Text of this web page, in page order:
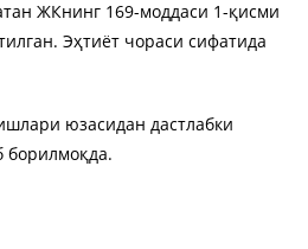
ЖКнинг 169-моддаси 1-қисми
Эҳтиёт чораси сифатида
юзасидан дастлабки
борилмоқда.